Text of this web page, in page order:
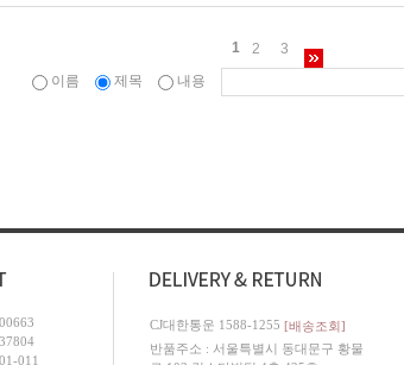
1 2
3
이름
제목 내용
011
CJ대한통운 1588-1255 [배송조회]
반품주소 : 서울특별시 동대문구 황물